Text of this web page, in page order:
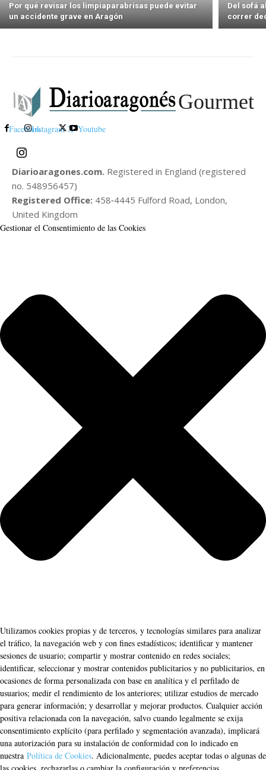
Por qué revisar los limpiaparabrisas puede evitar
un accidente grave en Aragón
Del sofá
correr
Gourmet
FacebookInstagram X Youtube
Diarioaragones.com. Registered in England (registered
no. 548956457)
Registered Office: 458‑4445 Fulford Road, London,
United Kingdom
Gestionar el Consentimiento de las Cookies
Utilizamos cookies propias y de terceros, y tecnologías similares para analizar
el tráfico, la navegación web y con fines estadísticos; identificar y mantener
sesiones de usuario; compartir y mostrar contenido en redes sociales;
identificar, seleccionar y mostrar contenidos publicitarios y no publicitarios, en
ocasiones de forma personalizada con base en analítica y el perfilado de
usuarios; medir el rendimiento de los anteriores; utilizar estudios de mercado
para generar información; y desarrollar y mejorar productos. Cualquier acción
positiva relacionada con la navegación, salvo cuando legalmente se exija
consentimiento explícito (para perfilado y segmentación avanzada), implicará
una autorización para su instalación de conformidad con lo indicado en
nuestra Política de Cookies. Adicionalmente, puedes aceptar todas o algunas de